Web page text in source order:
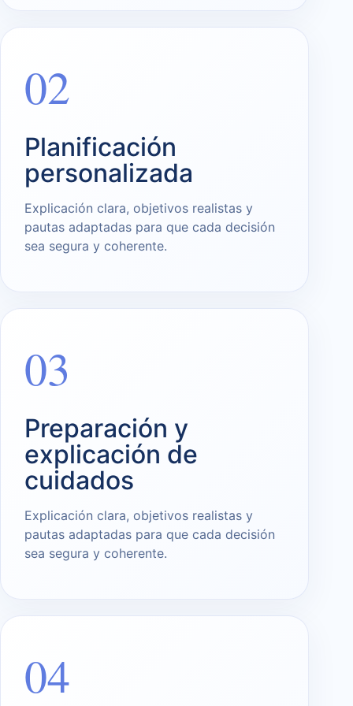
02
Planificación
personalizada
Explicación clara, objetivos realistas y
pautas adaptadas para que cada decisión
sea segura y coherente.
03
Preparación y
explicación de
cuidados
Explicación clara, objetivos realistas y
pautas adaptadas para que cada decisión
sea segura y coherente.
04